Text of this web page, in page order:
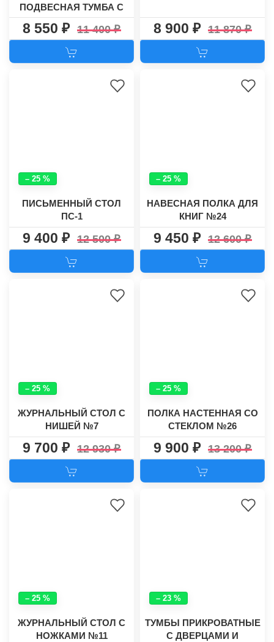
ПОДВЕСНАЯ ТУМБА С
ЯЩИКОМ РИФ-1 ЗИГ-ЗАГ
8 550 11 400 8 900 11 870
– 25 %
ПИСЬМЕННЫЙ СТОЛ
ПС-1
9 400 12 500
– 25 %
НАВЕСНАЯ ПОЛКА ДЛЯ
КНИГ №24
9 450 12 600
– 25 %
ЖУРНАЛЬНЫЙ СТОЛ С
НИШЕЙ №7
9 700 12 930
– 25 %
ПОЛКА НАСТЕННАЯ СО
СТЕКЛОМ №26
9 900 13 200
– 25 %
ЖУРНАЛЬНЫЙ СТОЛ С
НОЖКАМИ №11
– 23 %
ТУМБЫ ПРИКРОВАТНЫЕ
С ДВЕРЦАМИ И